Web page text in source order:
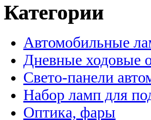
Категории
Автомобильные
Дневные ходовые
Свето-панели
Набор ламп для
Оптика, фары